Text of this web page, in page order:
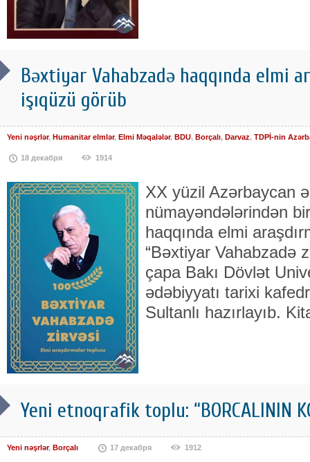
Bəxtiyar Vahabzadə haqqında elmi
işıqüzü görüb
Yeni nəşrlər, Humanitar elmlər, Elmi Məqalələr, BDU, Borçalı, Darvaz, TDPİ-nin
18 декабря 1914
XX yüzil Azərbaycan
nümayəndələrindən
haqqında elmi
“Bəxtiyar Vahabzadə
çapa Bakı Dövlət
ədəbiyyatı tarixi
Sultanlı hazırlayıb.
Yeni etnoqrafik toplu: “BORCALININ
Yeni nəşrlər, Borçalı 17 декабря 1912